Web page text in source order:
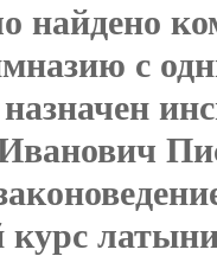
найдено
с